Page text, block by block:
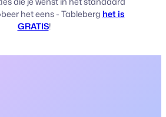
het eens - Tableberg het is
GRATIS!